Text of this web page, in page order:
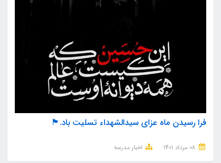
فرا رسیدن ماه عزای سیدالشهداء تسلیت باد.🏴
اخبار مدرسه